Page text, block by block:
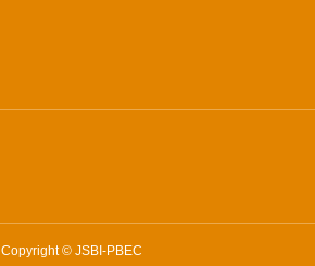
Copyright © JSBI-PBEC